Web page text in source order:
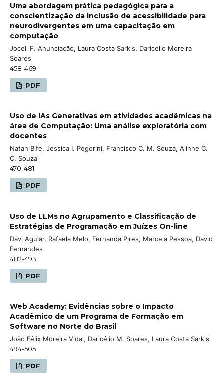
Uma abordagem prática pedagógica para a
conscientização da inclusão de acessibilidade para
neurodivergentes em uma capacitação em
computação
Joceli F. Anunciação, Laura Costa Sarkis, Daricelio Moreira
Soares
458-469
PDF
Uso de IAs Generativas em atividades acadêmicas na
área de Computação: Uma análise exploratória com
docentes
Natan Bife, Jessica I. Pegorini, Francisco C. M. Souza, Alinne C.
C. Souza
470-481
PDF
Uso de LLMs no Agrupamento e Classificação de
Estratégias de Programação em Juízes On-line
Davi Aguiar, Rafaela Melo, Fernanda Pires, Marcela Pessoa, David
Fernandes
482-493
PDF
Web Academy: Evidências sobre o Impacto
Acadêmico de um Programa de Formação em
Software no Norte do Brasil
João Félix Moreira Vidal, Daricélio M. Soares, Laura Costa Sarkis
494-505
PDF